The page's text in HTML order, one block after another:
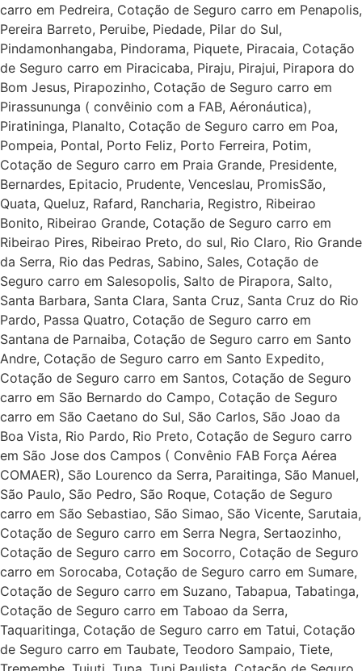
carro em Pedreira, Cotação de Seguro carro em Penapolis,
Pereira Barreto, Peruibe, Piedade, Pilar do Sul,
Pindamonhangaba, Pindorama, Piquete, Piracaia, Cotação
de Seguro carro em Piracicaba, Piraju, Pirajui, Pirapora do
Bom Jesus, Pirapozinho, Cotação de Seguro carro em
Pirassununga ( convêinio com a FAB, Aéronáutica),
Piratininga, Planalto, Cotação de Seguro carro em Poa,
Pompeia, Pontal, Porto Feliz, Porto Ferreira, Potim,
Cotação de Seguro carro em Praia Grande, Presidente,
Bernardes, Epitacio, Prudente, Venceslau, PromisSão,
Quata, Queluz, Rafard, Rancharia, Registro, Ribeirao
Bonito, Ribeirao Grande, Cotação de Seguro carro em
Ribeirao Pires, Ribeirao Preto, do sul, Rio Claro, Rio Grande
da Serra, Rio das Pedras, Sabino, Sales, Cotação de
Seguro carro em Salesopolis, Salto de Pirapora, Salto,
Santa Barbara, Santa Clara, Santa Cruz, Santa Cruz do Rio
Pardo, Passa Quatro, Cotação de Seguro carro em
Santana de Parnaiba, Cotação de Seguro carro em Santo
Andre, Cotação de Seguro carro em Santo Expedito,
Cotação de Seguro carro em Santos, Cotação de Seguro
carro em São Bernardo do Campo, Cotação de Seguro
carro em São Caetano do Sul, São Carlos, São Joao da
Boa Vista, Rio Pardo, Rio Preto, Cotação de Seguro carro
em São Jose dos Campos ( Convênio FAB Força Aérea
COMAER), São Lourenco da Serra, Paraitinga, São Manuel,
São Paulo, São Pedro, São Roque, Cotação de Seguro
carro em São Sebastiao, São Simao, São Vicente, Sarutaia,
Cotação de Seguro carro em Serra Negra, Sertaozinho,
Cotação de Seguro carro em Socorro, Cotação de Seguro
carro em Sorocaba, Cotação de Seguro carro em Sumare,
Cotação de Seguro carro em Suzano, Tabapua, Tabatinga,
Cotação de Seguro carro em Taboao da Serra,
Taquaritinga, Cotação de Seguro carro em Tatui, Cotação
de Seguro carro em Taubate, Teodoro Sampaio, Tiete,